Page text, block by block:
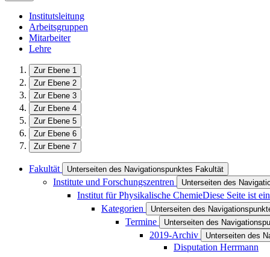
Institutsleitung
Arbeitsgruppen
Mitarbeiter
Lehre
Zur Ebene 1
Zur Ebene 2
Zur Ebene 3
Zur Ebene 4
Zur Ebene 5
Zur Ebene 6
Zur Ebene 7
Fakultät Unterseiten des Navigationspunktes Fakultät
Institute und Forschungszentren Unterseiten des
Institut für Physikalische ChemieDiese Seite ist
Kategorien Unterseiten des
Termine Unterseiten des
2019-Archiv Unterseiten des
Disputation Herrmann